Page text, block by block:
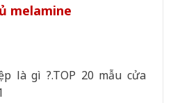
melamine